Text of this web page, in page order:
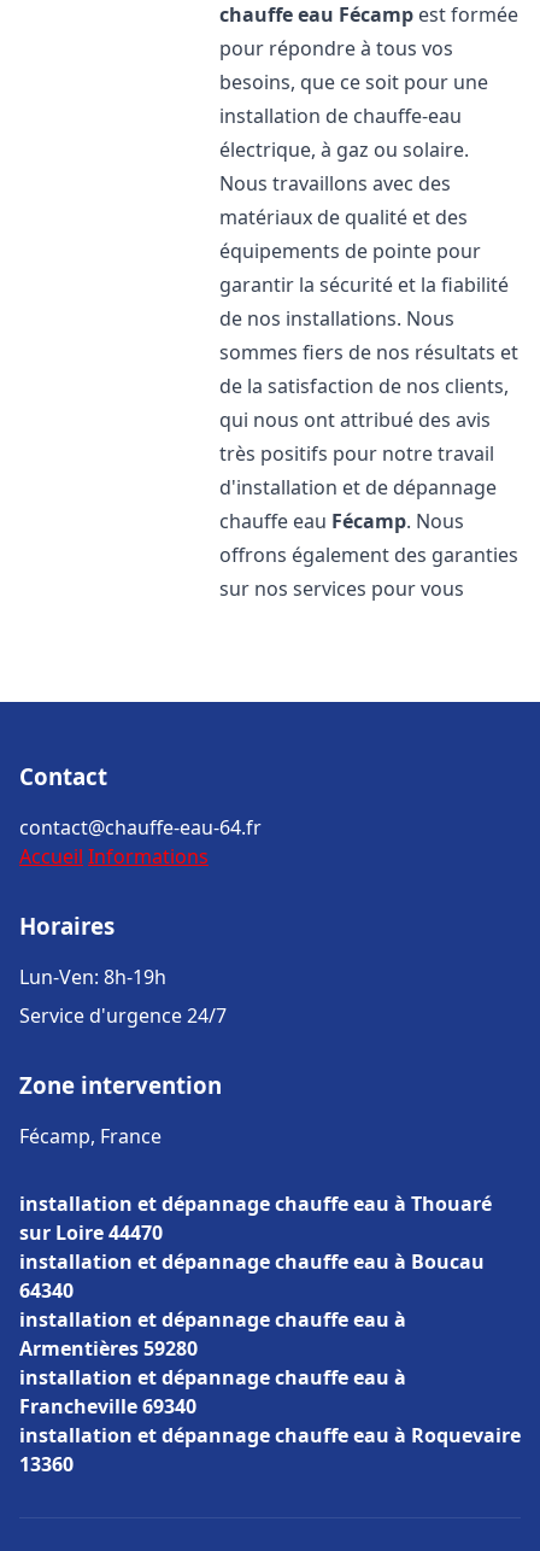
chauffe eau Fécamp est formée
pour répondre à tous vos
besoins, que ce soit pour une
installation de chauffe-eau
électrique, à gaz ou solaire.
Nous travaillons avec des
matériaux de qualité et des
équipements de pointe pour
garantir la sécurité et la fiabilité
de nos installations. Nous
sommes fiers de nos résultats et
de la satisfaction de nos clients,
qui nous ont attribué des avis
très positifs pour notre travail
d'installation et de dépannage
chauffe eau Fécamp. Nous
offrons également des garanties
sur nos services pour vous
Contact
contact@chauffe-eau-64.fr
Accueil Informations
Horaires
Lun-Ven: 8h-19h
Service d'urgence 24/7
Zone intervention
Fécamp, France
installation et dépannage chauffe eau à Thouaré
sur Loire 44470
installation et dépannage chauffe eau à Boucau
64340
installation et dépannage chauffe eau à
Armentières 59280
installation et dépannage chauffe eau à
Francheville 69340
installation et dépannage chauffe eau à Roquevaire
13360